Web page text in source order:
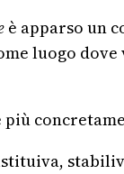
è apparso un
luogo